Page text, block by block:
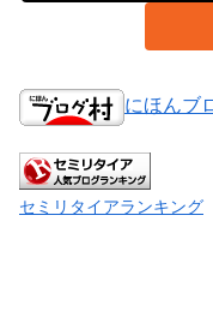
にほんブ
セミリタイアランキング